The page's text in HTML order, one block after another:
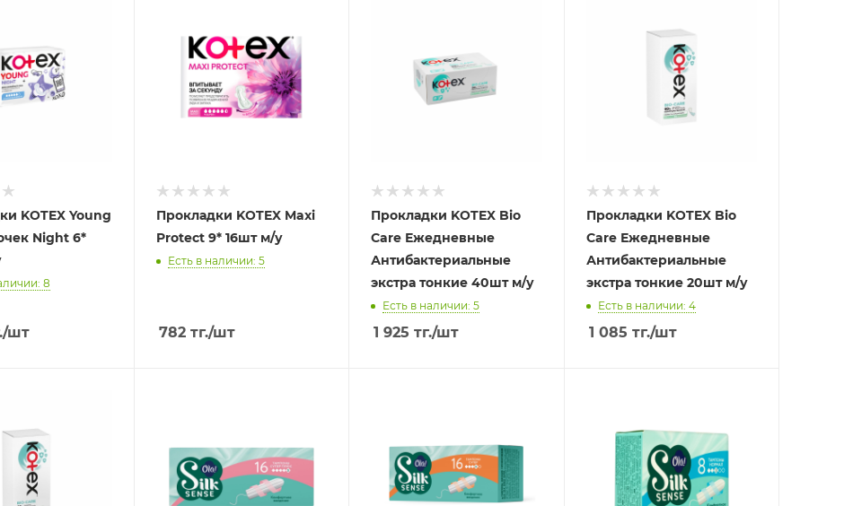
KOTEX Young
Night 6*
8
/шт
Прокладки KOTEX Maxi
Protect 9* 16шт м/у
Есть в наличии: 5
782тг./шт
Прокладки KOTEX Bio
Care Ежедневные
Антибактериальные
экстра тонкие 40шт м/у
Есть в наличии: 5
1 925 тг./шт
Прокладки KOTEX Bio
Care Ежедневные
Антибактериальные
экстра тонкие 20шт м/у
Есть в наличии: 4
1 085 тг./шт